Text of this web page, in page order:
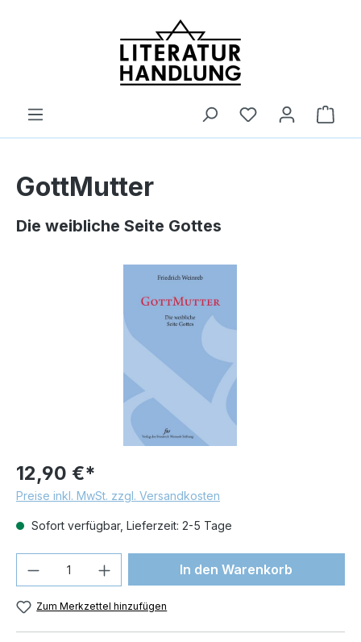
GottMutter
Die weibliche Seite Gottes
12,90 €*
Preise inkl. MwSt. zzgl. Versandkosten
Sofort verfügbar, Lieferzeit: 2-5 Tage
Produkt Anzahl: Gib denIn den Warenkorb
Zum Merkzettel hinzufügen